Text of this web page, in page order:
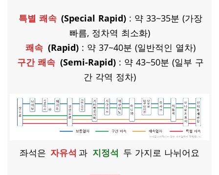
​특별 쾌속 (Special Rapid) : 약 33~35분 (가장
빠름, 정차역 최소화)
쾌속 (Rapid): 약 37~40분 (일반적인 열차)
구간 쾌속 (Semi-Rapid) : 약 43~50분 (일부 구
간 각역 정차)
좌석은 자유석 과 지정석 두 가지로 나뉘어요